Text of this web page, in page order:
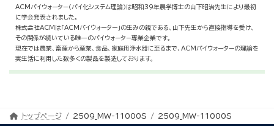
ACMパイウォーター（パイ化システム理論）は昭和39年農学博士の山下昭治先生により最初
に学会発表されました。
株式会社ACMは「ACMパイウォーター」の生みの親である、山下先生から直接指導を受け、
その関係が続いている唯一のパイウォーター専業企業です。
現在では農業、畜産から産業、食品、家庭用浄水器に至るまで、ACMパイウォーターの理論を
実生活に利用した数多くの製品を製造しております。
トップページ 2509_MW-11000S 2509_MW-11000S